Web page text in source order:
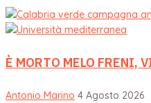
È MORTO MELO FRENI,
Antonio Marino 4 Agosto 2026